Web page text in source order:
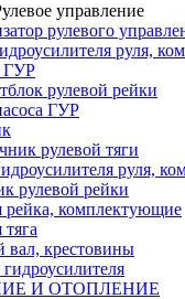
управление
рулевого
руля,
ГУР
рулевой рейки
ГУР
рулевой тяги
руля,
рулевой рейки
рейка, комплектующие
тяга
вал, крестовины
И ОТОПЛЕНИЕ